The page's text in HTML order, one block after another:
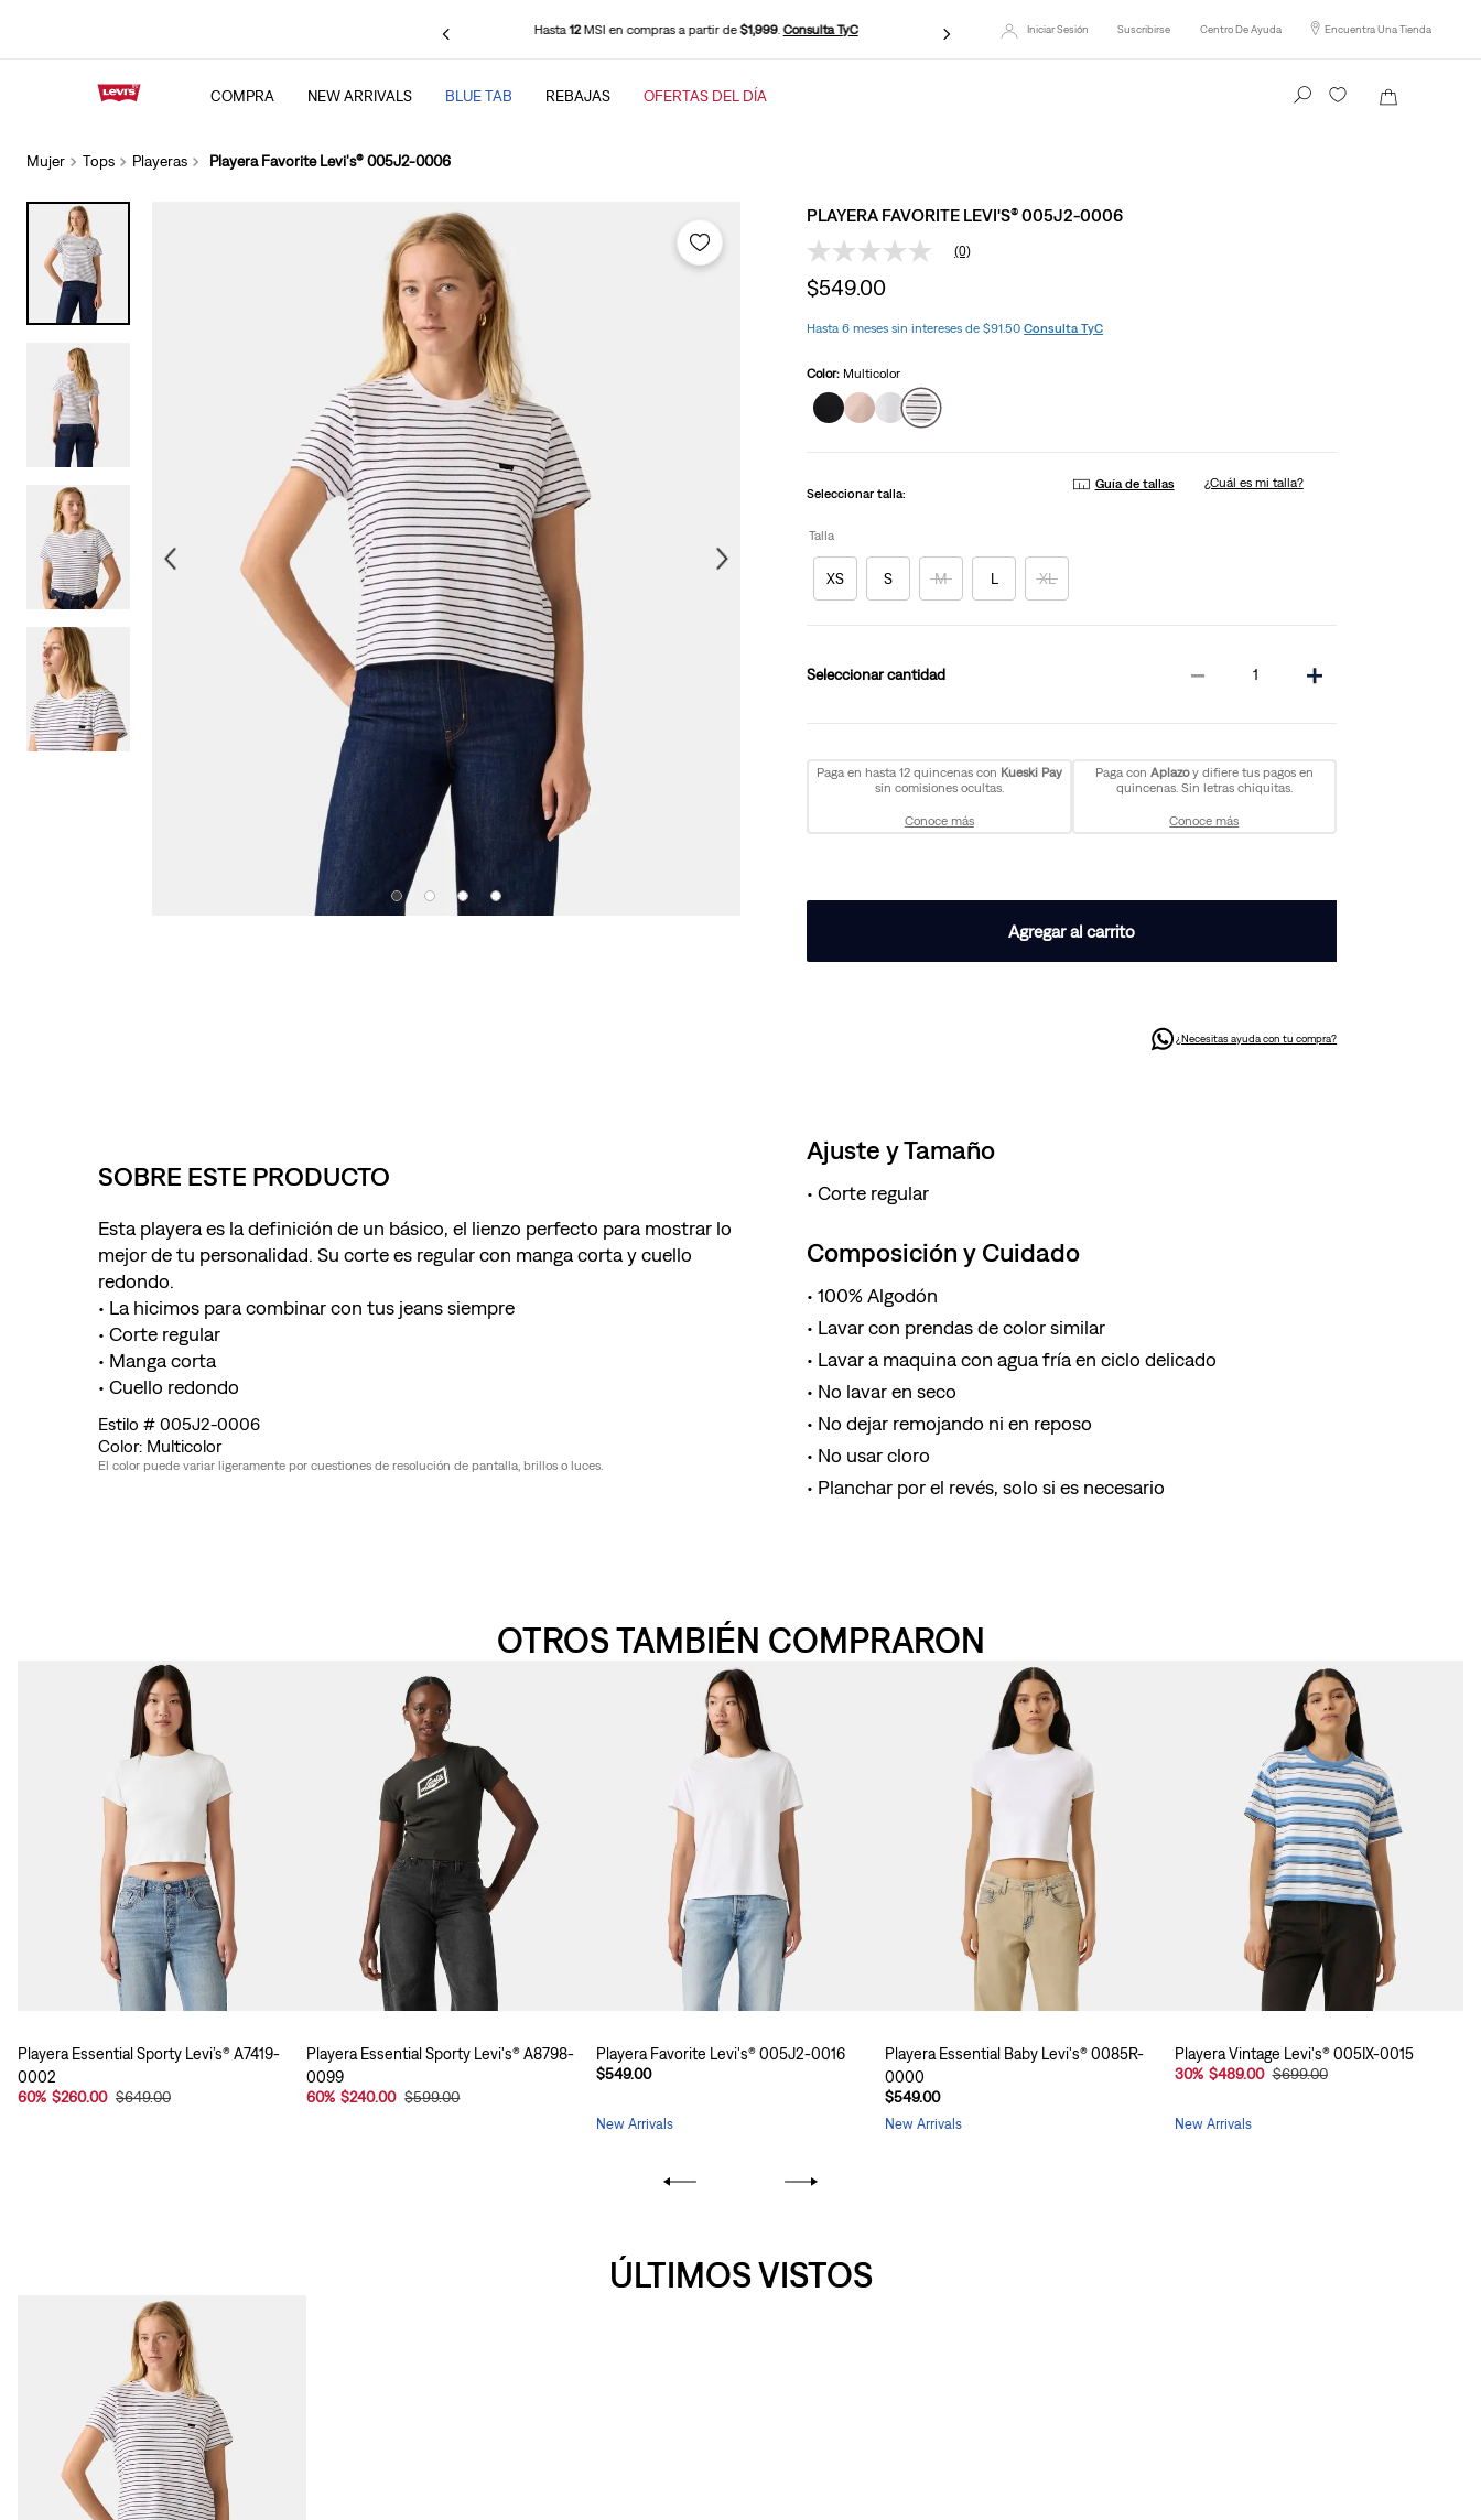
Envío Gratis en compras desde$899 Consulta TyC Iniciar Sesión Suscribirse Centro De Ayuda Encuentra Una Tienda
COMPRA NEW ARRIVALS BLUE TAB REBAJAS OFERTAS DEL DÍA
Busca tu producto aquí
Mujer Tops Playeras Playera Favorite Levi's® 005J2-0006
PLAYERA FAVORITE LEVI'S® 005J2-0006
Sin
puntuación
Enlace
la
página.
(0)
$549.00
Hasta 6 meses sin intereses de $91.50Consulta TyC
Color: Multicolor
Seleccionar talla:
Guía de tallas ¿Cuál es mi talla?
Talla
XS S M L XL
cantidad ＋
－
Paga en hasta 12 quincenas con Kueski Pay
sin comisiones ocultas.
Conoce más
Paga con Aplazoy difiere tus pagos en
quincenas. Sin letras chiquitas.
Conoce más
Agregar al carrito
¿Necesitas ayuda con tu compra?
SOBRE ESTE PRODUCTO
Esta playera es la definición de un básico, el lienzo perfecto para mostrar lo
mejor de tu personalidad. Su corte es regular con manga corta y cuello
redondo.
• La hicimos para combinar con tus jeans siempre
• Corte regular
• Manga corta
• Cuello redondo
005J2-0006
Multicolor
El color puede variar ligeramente por cuestiones de resolución de pantalla, brillos o luces.
Ajuste y Tamaño
Corte regular
Composición y Cuidado
100% Algodón
Lavar con prendas de color similar
Lavar a maquina con agua fría en ciclo delicado
No lavar en seco
No dejar remojando ni en reposo
No usar cloro
Planchar por el revés, solo si es necesario
OTROS TAMBIÉN COMPRARON
Playera Essential Sporty Levi’s® A7419-
0002
60% $260.00 $649.00
Playera Essential Sporty Levi's® A8798-
0099
60% $240.00 $599.00
Playera Favorite Levi's® 005J2-0016
$549.00
New Arrivals
Playera Essential Baby Levi's® 0085R-
0000
$549.00
New Arrivals
Playera Vintage Levi's® 005IX-0015
30% $489.00 $699.00
New Arrivals
ÚLTIMOS VISTOS
1. 501 jeans
chamarra
505
baggy
jeans levis cinch baggy
7. bootcut
8. jeans
9. ribcage
10. 514